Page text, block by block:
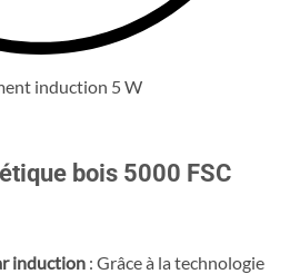
induction 5 W
bois 5000 FSC
induction: Grâce à la technologie